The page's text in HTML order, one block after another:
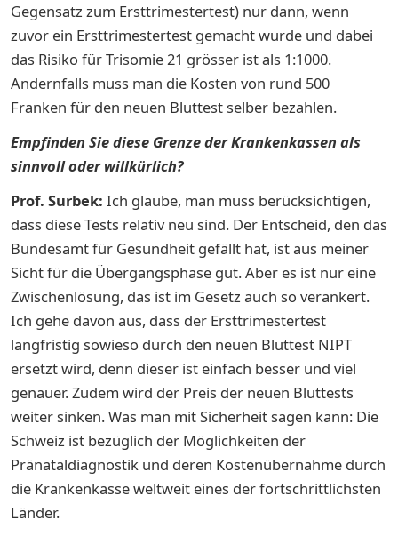
Gegensatz zum Ersttrimestertest) nur dann, wenn
zuvor ein Ersttrimestertest gemacht wurde und dabei
das Risiko für Trisomie 21 grösser ist als 1:1000.
Andernfalls muss man die Kosten von rund 500
Franken für den neuen Bluttest selber bezahlen.
Empfinden Sie diese Grenze der Krankenkassen als
sinnvoll oder willkürlich?
Prof. Surbek: Ich glaube, man muss berücksichtigen,
dass diese Tests relativ neu sind. Der Entscheid, den das
Bundesamt für Gesundheit gefällt hat, ist aus meiner
Sicht für die Übergangsphase gut. Aber es ist nur eine
Zwischenlösung, das ist im Gesetz auch so verankert.
Ich gehe davon aus, dass der Ersttrimestertest
langfristig sowieso durch den neuen Bluttest NIPT
ersetzt wird, denn dieser ist einfach besser und viel
genauer. Zudem wird der Preis der neuen Bluttests
weiter sinken. Was man mit Sicherheit sagen kann: Die
Schweiz ist bezüglich der Möglichkeiten der
Pränataldiagnostik und deren Kostenübernahme durch
die Krankenkasse weltweit eines der fortschrittlichsten
Länder.